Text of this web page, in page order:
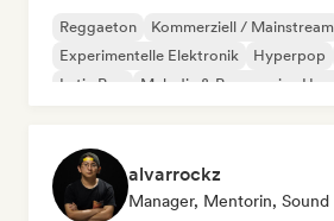
Reggaeton Kommerziell / Mainstream
Experimentelle Elektronik
Hyperpop
Latin Pop
Melodic & Progressive
alvarrockz
Manager, Mentorin, Sound